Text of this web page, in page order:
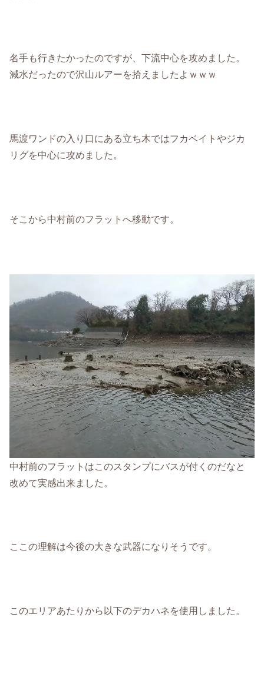
名手も行きたかったのですが、下流中心を攻めました。
減水だったので沢山ルアーを拾えましたよｗｗｗ
馬渡ワンドの入り口にある立ち木ではフカベイトやジカ
リグを中心に攻めました。
そこから中村前のフラットへ移動です。
中村前のフラットはこのスタンプにバスが付くのだなと
改めて実感出来ました。
ここの理解は今後の大きな武器になりそうです。
このエリアあたりから以下のデカハネを使用しました。